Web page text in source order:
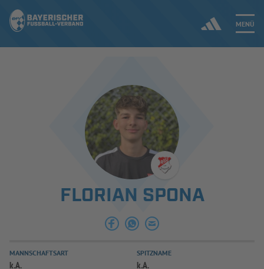
MENÜ
ERGEBNISSE & WETTBEWERBE
SPIELBETRIEB & VERBANDSLEBEN
AUSBILDUNG & FÖRDERUNG
FLORIAN SPONA
MANNSCHAFTSART
k.A.
SPITZNAME
k.A.